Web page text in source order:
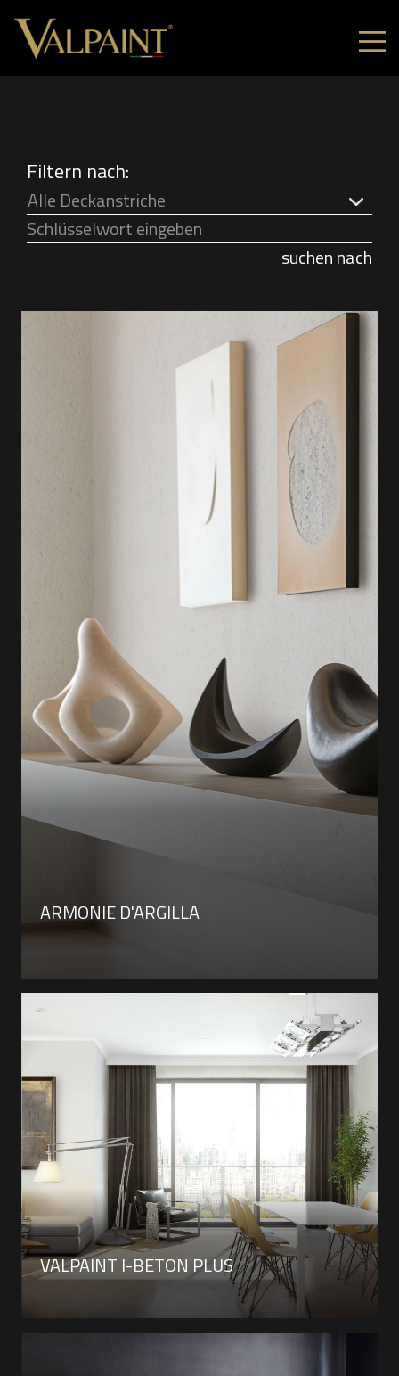
Filtern nach:
Alle Deckanstriche
suchen nach
ARMONIE D'ARGILLA
VALPAINT I-BETON PLUS